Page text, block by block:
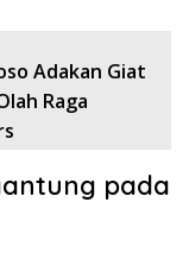
Adakan Giat
Raga
pada